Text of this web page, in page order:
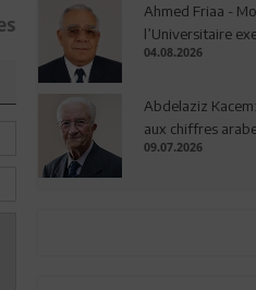
Ahmed Friaa -
l’Universitaire
04.08.2026
Abdelaziz
aux chiffres
09.07.2026